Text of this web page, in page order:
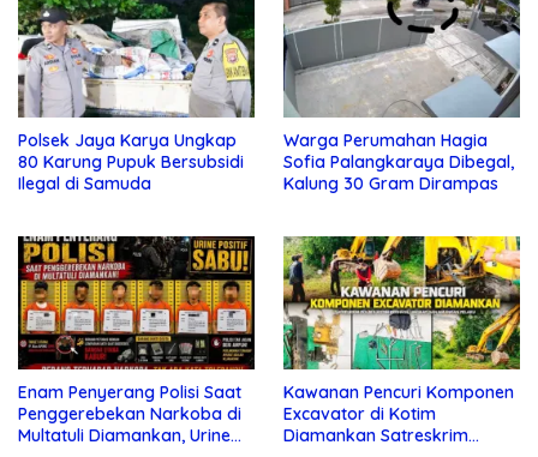
Polsek Jaya Karya Ungkap
80 Karung Pupuk Bersubsidi
Ilegal di Samuda
Warga Perumahan Hagia
Sofia Palangkaraya Dibegal,
Kalung 30 Gram Dirampas
Enam Penyerang Polisi Saat
Penggerebekan Narkoba di
Multatuli Diamankan, Urine
Kawanan Pencuri Komponen
Excavator di Kotim
Diamankan Satreskrim